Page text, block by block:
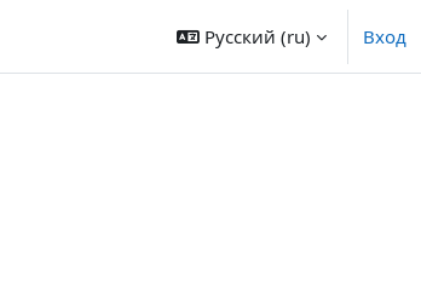
Русский ‎(ru)‎ Вход